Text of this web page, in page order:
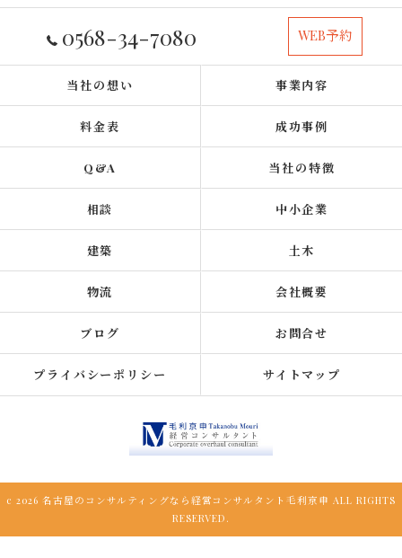
0568-34-7080 WEB予約
当社の想い 事業内容
料金表 成功事例
Q&A 当社の特徴
相談 中小企業
建築 土木
物流 会社概要
ブログ お問合せ
プライバシーポリシー サイトマップ
c 2026 名古屋のコンサルティングなら経営コンサルタント毛利京申 ALL RIGHTS
RESERVED.